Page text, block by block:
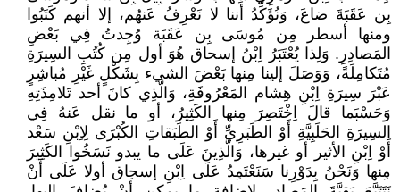
بِن عَقَبَةَ ضاعَ، وَنُؤَكِّدُ أننا لا نَعْرِفُ عَنهُم، إلا أنهم كَتَبُوا
ومنها أسطر مِن مُوسَى بِن عَقَبَة وُجِدتُ فِي بَعْضِ
المَصادِرِ. وَلِذا يُعْتَبَرُ اِبْنُ إسحاق هُوَ أول مِن كُتُبِ السِيرَةِ
مُتَكامِلَةً، وَوَصَلَ إلينا مِنها بَعْضَ الشيء بِشَكْلٍ غَيْرِ مُباشِرٍ
عَبْرَ سِيرَةِ اِبْنِ هِشام المَعْرُوفَةِ، وَالَّذِي كانَ أحد تَلامِذَتِهِ
وَحَسْبَما قالَ اِخْتَصِرَ مِنها الكَثِيرُ، أو ما نقل عَنهُ فِي
السِيرَةِ الحَلَبِيَّةِ أَوْ الطَبَرِيِّ أَوْ الطَبَقاتِ الكُبْرَى لِاِبْنِ سَعْد
أَوْ اِبْنِ الأثير أو غيرها، وَالَّذِينَ عَلَى ما يبدو نَسَخُوا الكَثِيرَ
مِنها وَنَحْنُ بِدَوْرِنا سَنَعْتَمِدُ عَلَى اِبْنِ إسحاق أولا عَلَى أَنْ